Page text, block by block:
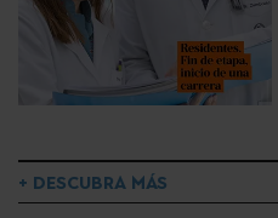
+ DESCUBRA MÁS